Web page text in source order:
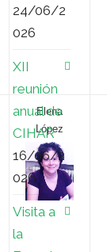
Elena
López
24/06/2
026
XII
reunión
anual de
CIHAR
16/06/2
026
Visita a
la